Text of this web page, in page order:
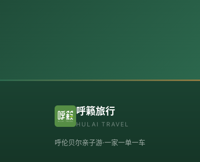
呼籁旅行
HULAI TRAVEL
呼伦贝尔亲子游·一家一单一车